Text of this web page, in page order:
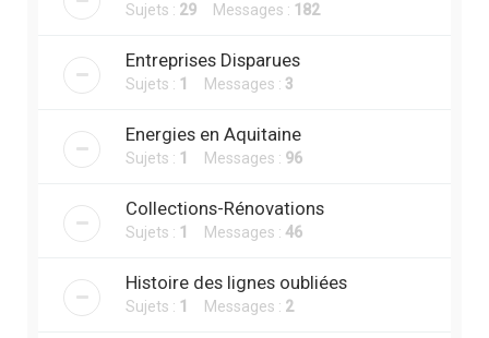
Sujets : 29 Messages : 182
Entreprises Disparues
Sujets : 1 Messages : 3
Energies en Aquitaine
Sujets : 1 Messages : 96
Collections-Rénovations
Sujets : 1 Messages : 46
Histoire des lignes oubliées
Sujets : 1 Messages : 2